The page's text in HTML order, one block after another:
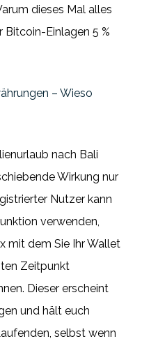
dieses Mal alles
Bitcoin-Einlagen 5 %
– Wieso
nach Bali
Wirkung nur
Nutzer kann
verwenden,
mit dem Sie Ihr Wallet
Zeitpunkt
Dieser erscheint
und hält euch
selbst wenn